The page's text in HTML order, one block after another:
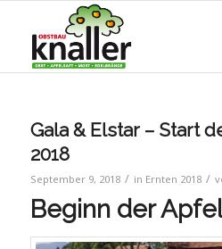
Gala & Elstar – Start
2018
September 9, 2018 / in Ernten 2018 /
Beginn der